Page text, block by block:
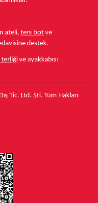
ateli, ters bot ve
destek.
terliği ve ayakkabısı
Tic. Ltd. Şti. Tüm Hakları